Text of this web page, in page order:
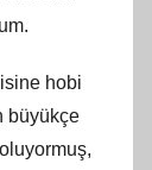
hobi
büyükçe